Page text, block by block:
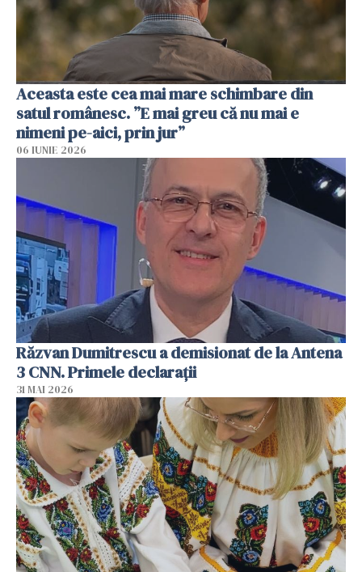
Aceasta este cea mai mare schimbare din
satul românesc. ”E mai greu că nu mai e
nimeni pe-aici, prin jur”
06 IUNIE 2026
Răzvan Dumitrescu a demisionat de la Antena
3 CNN. Primele declarații
31 MAI 2026